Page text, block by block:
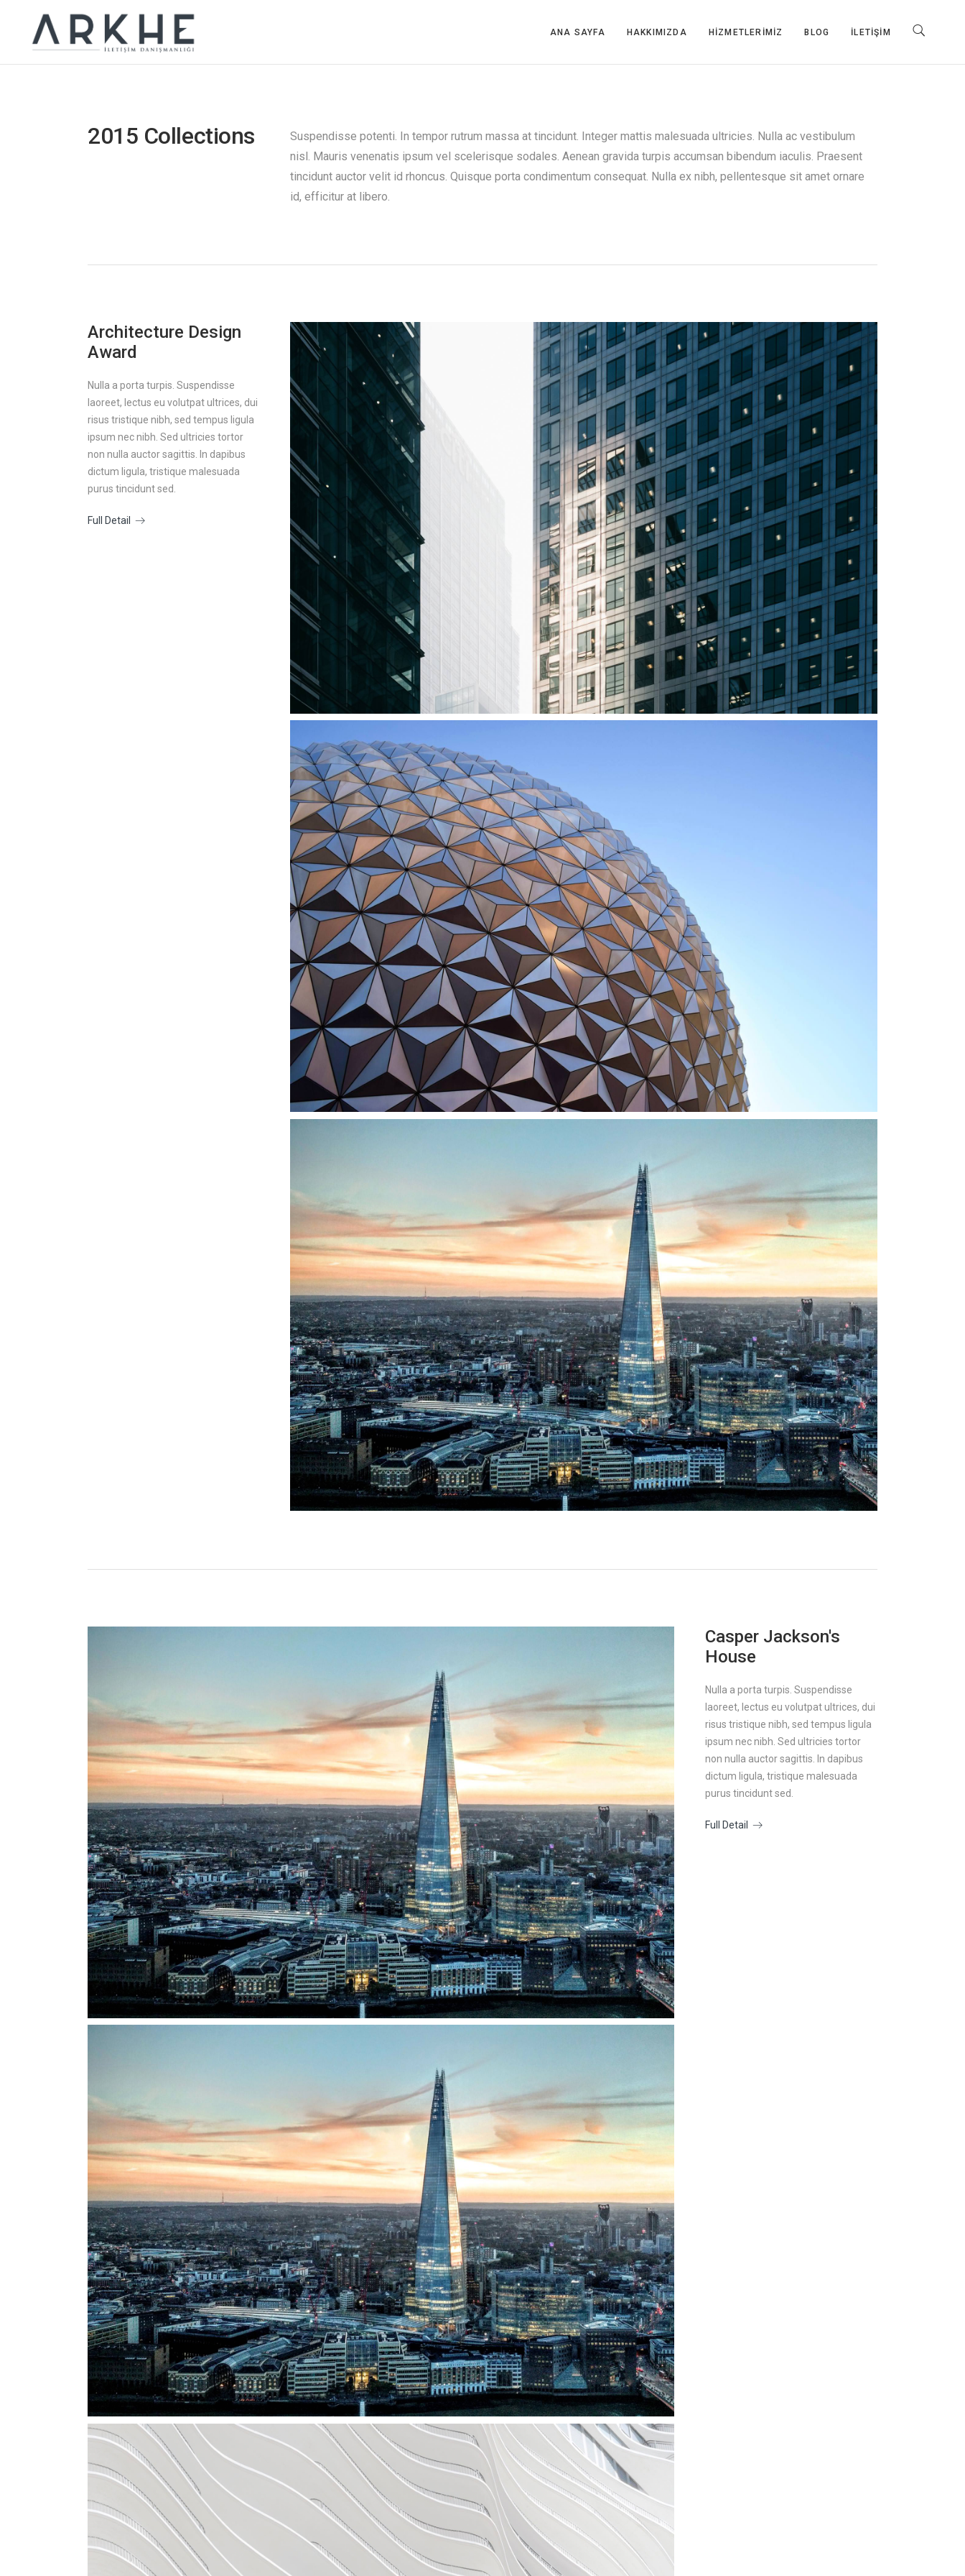
ANA SAYFA HAKKIMIZDA HIZMETLERIMIZ BLOG İLETIŞIM
2015 Collections
Suspendisse potenti. In tempor rutrum massa at tincidunt. Integer mattis malesuada ultricies. Nulla ac vestibulum
nisl. Mauris venenatis ipsum vel scelerisque sodales. Aenean gravida turpis accumsan bibendum iaculis. Praesent
tincidunt auctor velit id rhoncus. Quisque porta condimentum consequat. Nulla ex nibh, pellentesque sit amet ornare
id, efficitur at libero.
Architecture Design
Award
Nulla a porta turpis. Suspendisse
laoreet, lectus eu volutpat ultrices, dui
risus tristique nibh, sed tempus ligula
ipsum nec nibh. Sed ultricies tortor
non nulla auctor sagittis. In dapibus
dictum ligula, tristique malesuada
purus tincidunt sed.
Full Detail
Casper Jackson's
House
Nulla a porta turpis. Suspendisse
laoreet, lectus eu volutpat ultrices, dui
risus tristique nibh, sed tempus ligula
ipsum nec nibh. Sed ultricies tortor
non nulla auctor sagittis. In dapibus
dictum ligula, tristique malesuada
purus tincidunt sed.
Full Detail